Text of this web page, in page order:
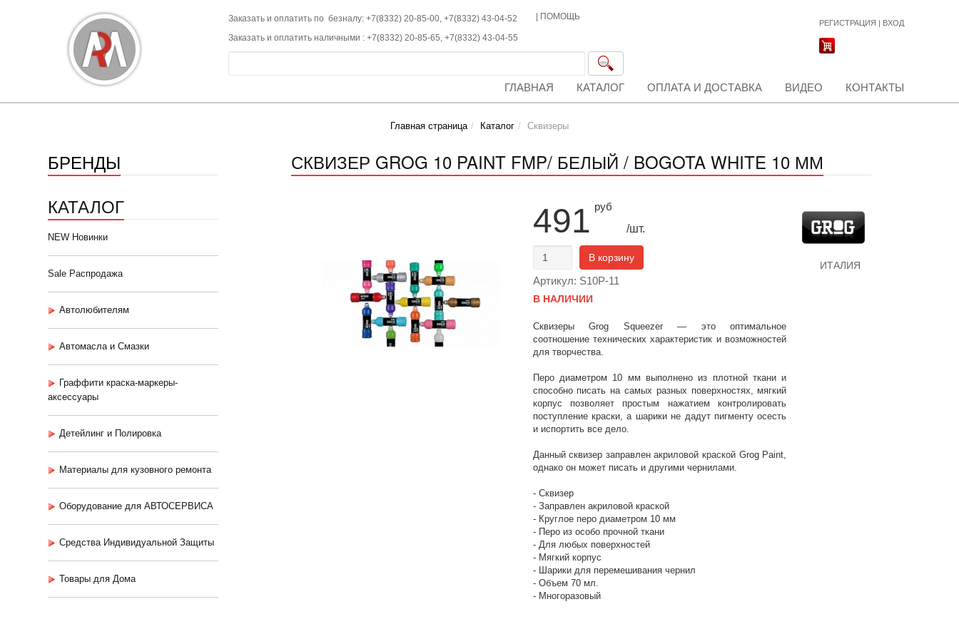
Заказать и оплатить по безналу: +7(8332) 20-85-00, +7(8332) 43-04-52
Заказать и оплатить наличными : +7(8332) 20-85-65, +7(8332) 43-04-55
ПОМОЩЬ
РЕГИСТРАЦИЯ | ВХОД
ГЛАВНАЯ КАТАЛОГ ОПЛАТА И ДОСТАВКА ВИДЕО КОНТАКТЫ
Главная страница Каталог Сквизеры
БРЕНДЫ
КАТАЛОГ
NEW Новинки
Sale Распродажа
Автолюбителям
Автомасла и Смазки
Граффити краска-маркеры-
аксессуары
Детейлинг и Полировка
Материалы для кузовного ремонта
Оборудование для АВТОСЕРВИСА
Средства Индивидуальной Защиты
Товары для Дома
СКВИЗЕР GROG 10 PAINT FMP/ БЕЛЫЙ / BOGOTA WHITE 10 ММ
491 руб
/шт.
В корзину
Артикул: S10P-11
В НАЛИЧИИ
Сквизеры Grog Squeezer — это оптимальное
соотношение технических характеристик и возможностей
для творчества.
Перо диаметром 10 мм выполнено из плотной ткани и
способно писать на самых разных поверхностях, мягкий
корпус позволяет простым нажатием контролировать
поступление краски, а шарики не дадут пигменту осесть
и испортить все дело.
Данный сквизер заправлен акриловой краской Grog Paint,
однако он может писать и другими чернилами.
- Сквизер
- Заправлен акриловой краской
- Круглое перо диаметром 10 мм
- Перо из особо прочной ткани
- Для любых поверхностей
- Мягкий корпус
- Шарики для перемешивания чернил
- Объем 70 мл.
- Многоразовый
ИТАЛИЯ